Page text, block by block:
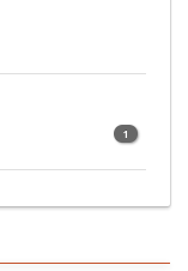
1